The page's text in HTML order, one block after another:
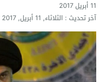
11 أبريل 2017
آخر تحديث : الثلاثاء, 11 أبريل, 2017 - 11:04 مساءً